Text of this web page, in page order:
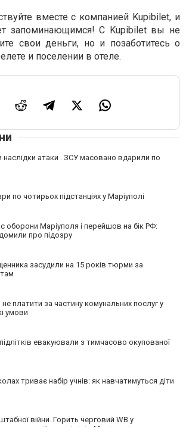
вместе с компанией Kupibilet, и
запоминающимся! С Kupibilet вы не
свои деньги, но и позаботитесь о
и поселении в отеле.
наслідки атаки . ЗСУ масовано вдарили по
по чотирьох підстанціях у Маріуполі
оборони Маріуполя і перейшов на бік РФ:
про підозру
засудили на 15 років тюрми за
платити за частину комунальних послуг у
умови
евакуювали з тимчасово окупованої
триває набір учнів: як навчатимуться діти
війни. Горить черговий WB у